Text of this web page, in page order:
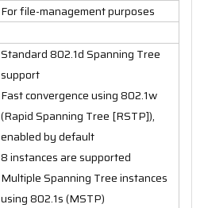
For file-management purposes
Standard 802.1d Spanning Tree
support
Fast convergence using 802.1w
(Rapid Spanning Tree [RSTP]),
enabled by default
8 instances are supported
Multiple Spanning Tree instances
using 802.1s (MSTP)